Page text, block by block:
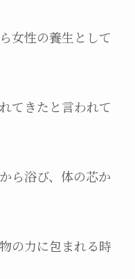
女性の養生として
てきたと言われて
ら浴び、体の芯か
の力に包まれる時